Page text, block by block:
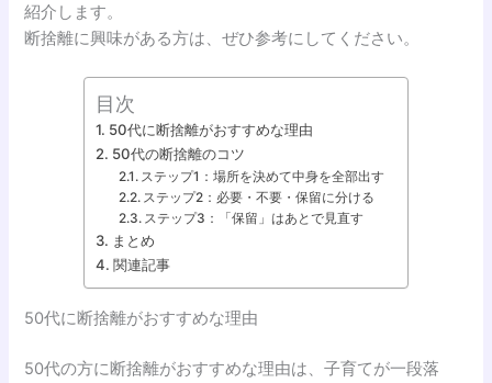
紹介します。
断捨離に興味がある方は、ぜひ参考にしてください。
目次
50代に断捨離がおすすめな理由
50代の断捨離のコツ
ステップ1：場所を決めて中身を全部出す
ステップ2：必要・不要・保留に分ける
ステップ3：「保留」はあとで見直す
まとめ
関連記事
50代に断捨離がおすすめな理由
50代の方に断捨離がおすすめな理由は、子育てが一段落